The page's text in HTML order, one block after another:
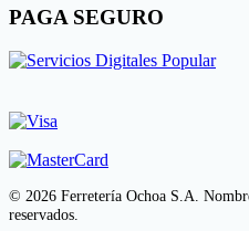
PAGA SEGURO
© 2026 Ferretería Ochoa S.A.
reservados.